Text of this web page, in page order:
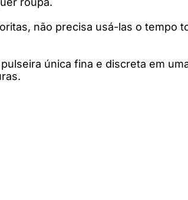
não precisa usá-las o tempo
única fina e discreta em